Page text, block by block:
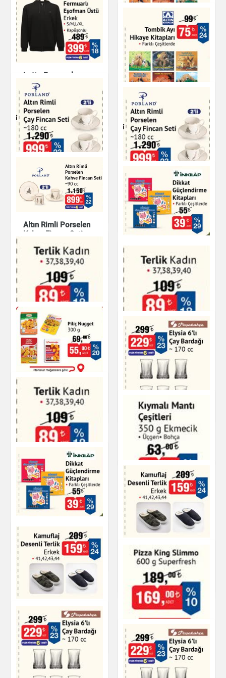
Hazır Yemekler
Tombik Ayı Hikaye
Kitapları
Kitap & Dergi
Lotto Fermuarlı
Eşofman Üstü Erkek
Kapüşonlu
Giyim
Tombik Ayı Hikaye
Kitapları
Kitap & Dergi
Altın Rimli Porselen
Çay Fincan Seti
Altın Rimli Porselen
Çay Fincan Seti
Çay & Kahve & Şeker
Altın Rimli Porselen
Kahve Fincan Seti
Mutfak Ürünleri
Güçlendirme Kitapları
Kitap & Dergi
Terlik Kadın
Ayakkabı
Piliç Nugget
Dondurulmuş Ürünler
Elysia 6'lı Çay
Bardağı - 170 cc
Çay & Kahve & Şeker
Ayakkabı
Kıymalı Mantı
Dondurulmuş Ürünler
Dikkat Güçlendirme
Kitapları
Kitap & Dergi
Kamuflaj Desenli
Terlik Erkek
Kamuflaj Desenli
Terlik Erkek
Ayakkabı